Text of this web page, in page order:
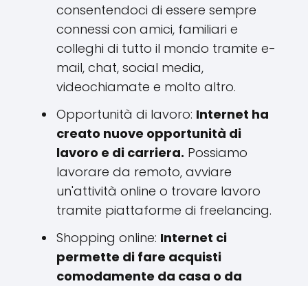
consentendoci di essere sempre
connessi con amici, familiari e
colleghi di tutto il mondo tramite e-
mail, chat, social media,
videochiamate e molto altro.
Opportunità di lavoro: Internet ha
creato nuove opportunità di
lavoro e di carriera. Possiamo
lavorare da remoto, avviare
un'attività online o trovare lavoro
tramite piattaforme di freelancing.
Shopping online: Internet ci
permette di fare acquisti
comodamente da casa o da